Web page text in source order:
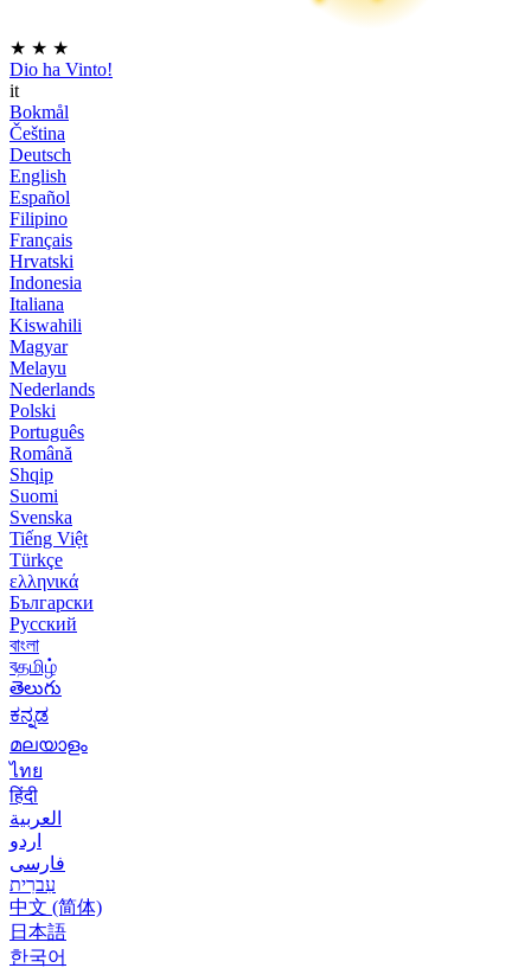
★ ★ ★
Dio ha Vinto!
it
Bokmål
Čeština
Deutsch
English
Español
Filipino
Français
Hrvatski
Indonesia
Italiana
Kiswahili
Magyar
Melayu
Nederlands
Polski
Português
Română
Shqip
Suomi
Svenska
Tiếng Việt
Türkçe
ελληνικά
Български
Русский
বাংলা
বதமிழ்
తెలుగు
ಕನ್ನಡ
മലയാളം
ไทย
हिंदी
العربية
اردو
فارسی
עִברִית
中文 (简体)
日本語
한국어